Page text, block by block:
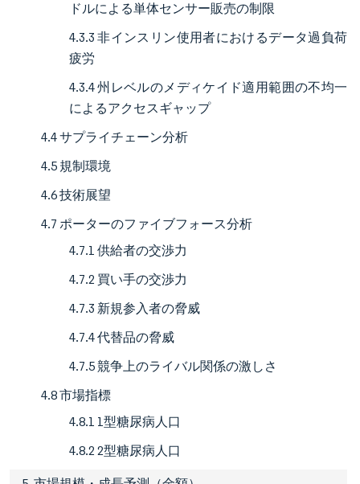
ドルによる単体センサー販売の制限
4.3.3 非インスリン使用者におけるデータ過負荷
疲労
4.3.4 州レベルのメディケイド適用範囲の不均一
によるアクセスギャップ
4.4 サプライチェーン分析
4.5 規制環境
4.6 技術展望
4.7 ポーターのファイブフォース分析
4.7.1 供給者の交渉力
4.7.2 買い手の交渉力
4.7.3 新規参入者の脅威
4.7.4 代替品の脅威
4.7.5 競争上のライバル関係の激しさ
4.8 市場指標
4.8.1 1型糖尿病人口
4.8.2 2型糖尿病人口